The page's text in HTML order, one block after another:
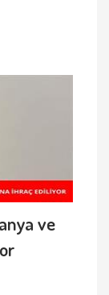
ve